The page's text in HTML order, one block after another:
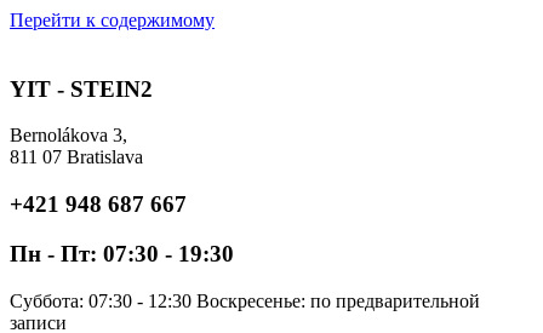
Перейти к содержимому
YIT - STEIN2
Bernolákova 3,
811 07 Bratislava
+421 948 687 667
Пн - Пт: 07:30 - 19:30
Суббота: 07:30 - 12:30 Воскресенье: по предварительной
записи